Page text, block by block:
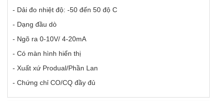
- Dải đo nhiệt độ: -50 đến 50 độ C
- Dạng đầu dò
- Ngõ ra 0-10V/ 4-20mA
- Có màn hình hiển thị
- Xuất xứ Produal/Phần Lan
- Chứng chỉ CO/CQ đầy đủ